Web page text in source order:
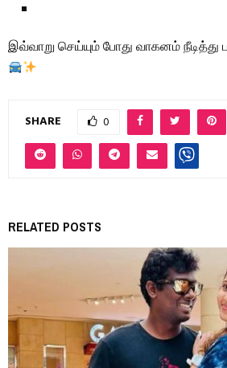
இவ்வாறு செய்யும் போது வாகனம் நீடித்து
SHARE 0
RELATED POSTS